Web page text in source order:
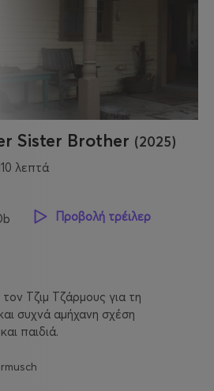
Sister Brother (2025)
λεπτά
Προβολή τρέιλερ
Τζιμ Τζάρμους για τη
συχνά αμήχανη σχέση
παιδιά.